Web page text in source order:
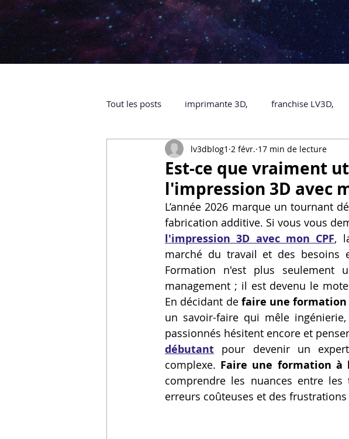
Tout les posts imprimante 3D, franchise LV3D,
impression 3D à la demande Accessoires
ARTILLERY 3D Formation
certifiée QUALIOPI Refaire une piece en 3D
Creality Hi combo Artillery M1 Pro
Vidéos sur l'impression 3D, Artillery M1 pro
Formation impresssion 3D formation CPF
Est-ce que vraiment
l'impression 3D avec
lv3dblog1 2 févr. 17 min de lecture
L’année 2026 marque un tournant
fabrication additive. Si vous vous
l'impression 3D avec mon CPF,
marché du travail et des besoins
Formation n'est plus
management ; il est devenu le
En décidant de faire une formation
un savoir-faire qui mêle
passionnés hésitent encore et
débutant pour devenir un
complexe. Faire une formation à
comprendre les nuances entre les
erreurs coûteuses et des